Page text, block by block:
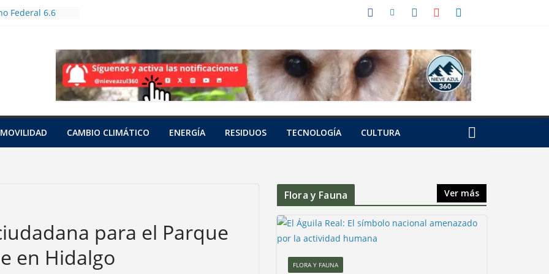
Federal 6.6
bioculturales
urbanos y
a tres tortugas
cianuro de 15
MOVILIDAD CAMBIO CLIMÁTICO ENERGÍA RESIDUOS TECNOLOGÍA CULTURA
para el Parque
en Hidalgo
Flora y Fauna Ver más
FLORA Y FAUNA